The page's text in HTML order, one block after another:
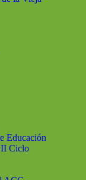
Educación
II Ciclo